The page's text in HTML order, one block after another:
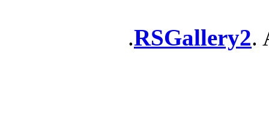
RSGallery2.